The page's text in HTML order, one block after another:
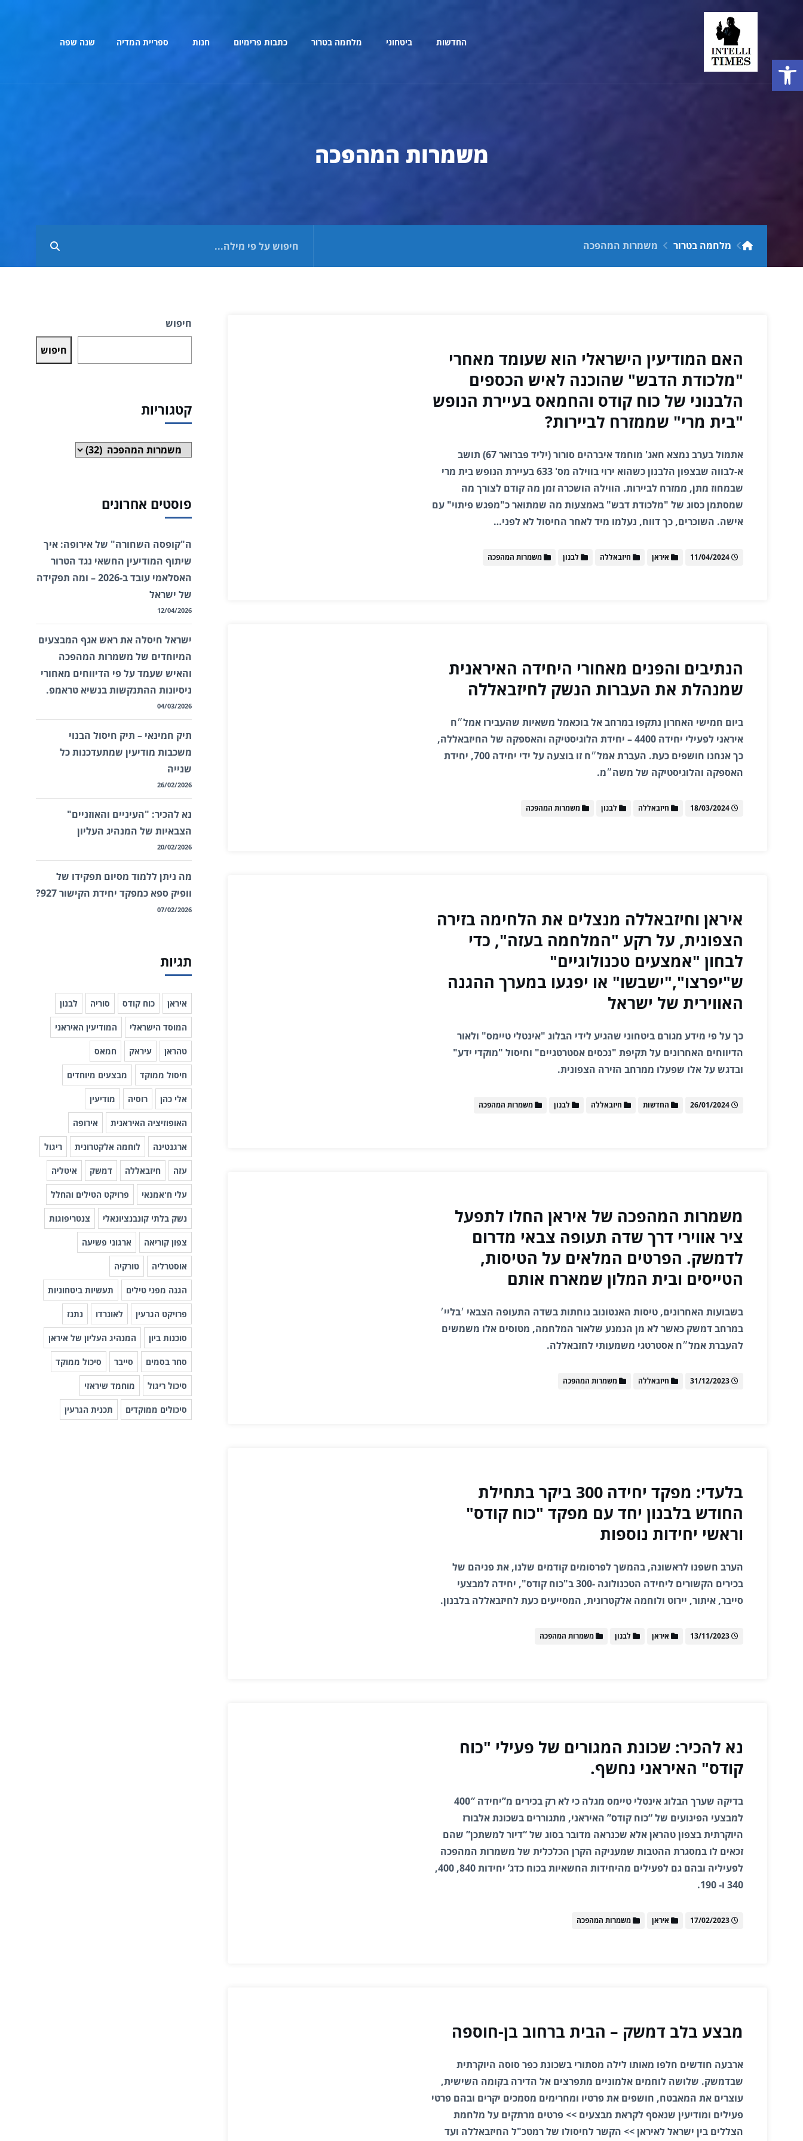
החדשות ביטחוני מלחמה בטרור כתבות פרימיום חנות ספריית המדיה שנה שפה
משמרות המהפכה
מלחמה בטרור משמרות המהפכה
האם המודיעין הישראלי הוא שעומד מאחרי
"מלכודת הדבש" שהוכנה לאיש הכספים
הלבנוני של כוח קודס והחמאס בעיירת הנופש
"בית מרי" שממזרח לביירות?
אתמול בערב נמצא חאג' מוחמד איברהים סורור (יליד פברואר 67) תושב
א-לבווה שבצפון הלבנון כשהוא ירוי בווילה מס' 633 בעיירת הנופש בית מרי
שבמחוז מתן, ממזרח לביירות. הווילה הושכרה זמן מה קודם לצורך מה
שמסתמן כסוג של "מלכודת דבש" באמצעות מה שמתואר כ"מפגש פיתוי" עם
אישה. השוכרים, כך דווח, נעלמו מיד לאחר החיסול לא לפני…
11/04/2024 איראן חיזבאללה לבנון משמרות המהפכה
הנתיבים והפנים מאחורי היחידה האיראנית
שמנהלת את העברות הנשק לחיזבאללה
ביום חמישי האחרון נתקפו במרחב אל בוכאמל משאיות שהעבירו אמל״ח
איראני לפעילי יחידה 4400 – יחידת הלוגיסטיקה והאספקה של החיזבאללה,
כך אנחנו חושפים כעת. העברת אמל״ח זו בוצעה על ידי יחידה 700, יחידת
האספקה והלוגיסטיקה של משה״מ.
18/03/2024 חיזבאללה לבנון משמרות המהפכה
איראן וחיזבאללה מנצלים את הלחימה בזירה
הצפונית, על רקע "המלחמה בעזה", כדי
לבחון "אמצעים טכנולוגיים"
ש"יפרצו","ישבשו" או יפגעו במערך ההגנה
האווירית של ישראל
כך על פי מידע מגורם ביטחוני שהגיע לידי הבלוג "אינטלי טיימס" ולאור
הדיווחים האחרונים על תקיפת "נכסים אסטרטגיים" וחיסול "מוקדי ידע"
ובדגש על אלו שפעלו ממרחב הזירה הצפונית.
26/01/2024 החדשות חיזבאללה לבנון משמרות המהפכה
משמרות המהפכה של איראן החלו לתפעל
ציר אווירי דרך שדה תעופה צבאי מדרום
לדמשק. הפרטים המלאים על הטיסות,
הטייסים ובית המלון שמארח אותם
בשבועות האחרונים, טיסות האנטונוב נוחתות בשדה התעופה הצבאי ׳בליי׳
במרחב דמשק כאשר לא מן הנמנע שלאור המלחמה, מטוסים אלו משמשים
להעברת אמל״ח אסטרטגי משמעותי לחזבאללה.
31/12/2023 חיזבאללה משמרות המהפכה
בלעדי: מפקד יחידה 300 ביקר בתחילת
החודש בלבנון יחד עם מפקד "כוח קודס"
וראשי יחידות נוספות
הערב חשפנו לראשונה, בהמשך לפרסומים קודמים שלנו, את פניהם של
בכירים הקשורים ליחידה הטכנולוגה -300 ב"כוח קודס", יחידה למבצעי
סייבר, איתור, יירוט ולוחמה אלקטרונית, המסייעים כעת לחיזבאללה בלבנון.
13/11/2023 איראן לבנון משמרות המהפכה
נא להכיר: שכונת המגורים של פעילי "כוח
קודס" האיראני נחשף.
בדיקה שערך הבלוג אינטלי טיימס מגלה כי לא רק בכירים מ”יחידה 400″
למבצעי הפיגועים של “כוח קודס” האיראני, מתגוררים בשכונת אלבורז
היוקרתית בצפון טהראן אלא שכנראה מדובר בסוג של “דיור למשתכן” שהם
זכאים לו במסגרת ההטבות שמעניקה הקרן הכלכלית של משמרות המהפכה
לפעיליה ובהם גם לפעילים מהיחידות החשאיות בכוח כדג’ יחידות 840, 400,
340 ו- 190.
17/02/2023 איראן משמרות המהפכה
מבצע בלב דמשק – הבית ברחוב בן-חוספה
ארבעה חודשים חלפו מאותו לילה מסתורי בשכונת כפר סוסה היוקרתית
שבדמשק. שלושה לוחמים אלמוניים מתפרצים אל הדירה בקומה השישית,
עוצרים את המאבטח, חושפים את פרטיו ומחרימים מסמכים יקרים ובהם פרטי
פעילים ומודיעין שנאסף לקראת מבצעים >> פרטים מרתקים על מלחמת
הצללים בין ישראל לאיראן >> הקשר לחיסולו של רמטכ"ל החיזבאללה ועד
חיפוש
חיפוש
קטגוריות
קטגוריות
פוסטים אחרונים
ה"קופסה השחורה" של אירופה: איך
שיתוף המודיעין החשאי נגד הטרור
האסלאמי עובד ב-2026 – ומה תפקידה
של ישראל
12/04/2026
ישראל חיסלה את ראש אגף המבצעים
המיוחדים של משמרות המהפכה
והאיש שעמד על פי הדיווחים מאחורי
ניסיונות ההתנקשות בנשיא טראמפ.
04/03/2026
תיק חמינאי – תיק חיסול הבנוי
משכבות מודיעין שמתעדכנות כל
שנייה
26/02/2026
נא להכיר: "העיניים והאוזניים"
הצבאיות של המנהיג העליון
20/02/2026
מה ניתן ללמוד מסיום תפקידו של
וופיק ספא כמפקד יחידת הקישור 927?
07/02/2026
תגיות
איראן כוח קודס סוריה לבנון
המוסד הישראלי המודיעין האיראני
טהראן עיראק חמאס
חיסול ממוקד מבצעים מיוחדים
אלי כהן רוסיה מודיעין
האופוזיציה האיראנית אירופה
ארגנטינה לוחמה אלקטרונית ריגול
עזה חיזבאללה דמשק איטליה
עלי ח'אמנאי פרויקט הטילים והחלל
נשק בלתי קונבנציונאלי צנטריפוגות
צפון קוריאה ארגוני פשיעה
אוסטרליה טורקיה
הגנה מפני טילים תעשיות ביטחוניות
פרויקט הגרעין לאונרדו נתנז
סוכנות ביון המנהיג העליון של איראן
סחר בסמים סייבר סיכול ממוקד
סיכול ריגול מוחמד שיראזי
סיכולים ממוקדים תכנית הגרעין
פתח סרגל נגישות